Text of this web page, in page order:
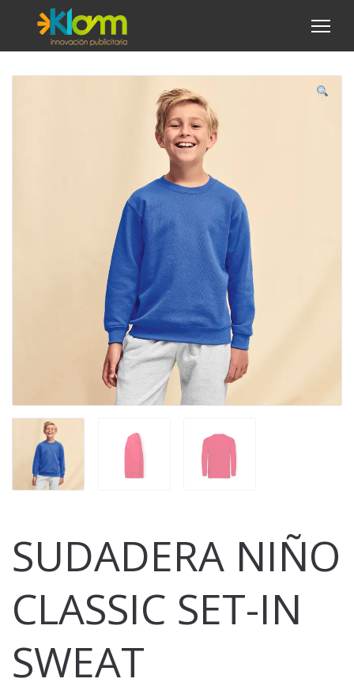
SUDADERA NIÑO
CLASSIC SET-IN
SWEAT